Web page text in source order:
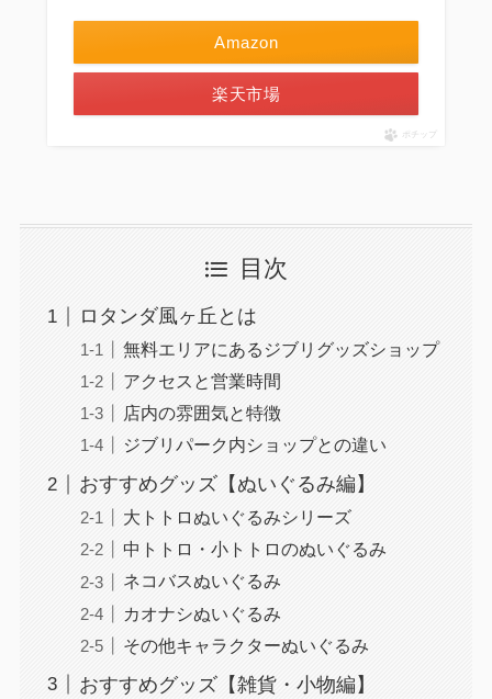
Amazon
楽天市場
ポチップ
目次
ロタンダ風ヶ丘とは
無料エリアにあるジブリグッズショップ
アクセスと営業時間
店内の雰囲気と特徴
ジブリパーク内ショップとの違い
おすすめグッズ【ぬいぐるみ編】
大トトロぬいぐるみシリーズ
中トトロ・小トトロのぬいぐるみ
ネコバスぬいぐるみ
カオナシぬいぐるみ
その他キャラクターぬいぐるみ
おすすめグッズ【雑貨・小物編】